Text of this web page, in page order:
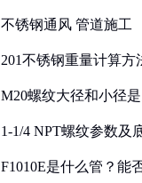
不锈钢通风 管道施工
201不锈钢重量计算方
M20螺纹大径和小径
1-1/4 NPT螺纹参数及
F1010E是什么管？能